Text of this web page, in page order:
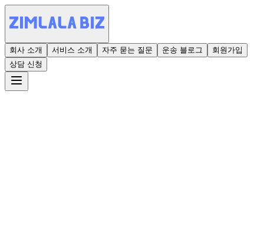
회사 소개 서비스 소개 자주 묻는 질문 운송 블로그
회원가입
상담 신청